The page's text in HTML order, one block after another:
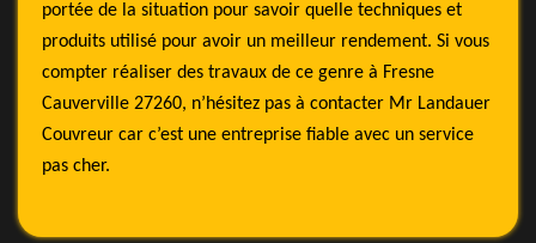
portée de la situation pour savoir quelle techniques et
produits utilisé pour avoir un meilleur rendement. Si vous
compter réaliser des travaux de ce genre à Fresne
Cauverville 27260, n’hésitez pas à contacter Mr Landauer
Couvreur car c’est une entreprise fiable avec un service
pas cher.